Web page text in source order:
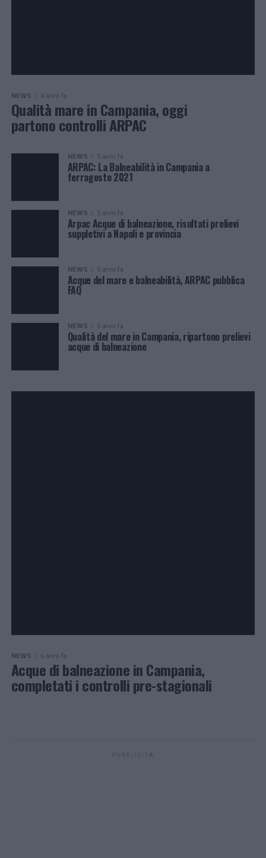
NEWS 4 anni fa
Qualità mare in Campania, oggi
partono controlli ARPAC
NEWS 5 anni fa
ARPAC: La Balneabilità in Campania a
ferragosto 2021
NEWS 5 anni fa
Arpac Acque di balneazione, risultati prelievi
suppletivi a Napoli e provincia
NEWS 5 anni fa
Acque del mare e balneabilità, ARPAC pubblica
FAQ
NEWS 5 anni fa
Qualità del mare in Campania, ripartono prelievi
acque di balneazione
NEWS 6 anni fa
Acque di balneazione in Campania,
completati i controlli pre-stagionali
PUBBLICITÀ